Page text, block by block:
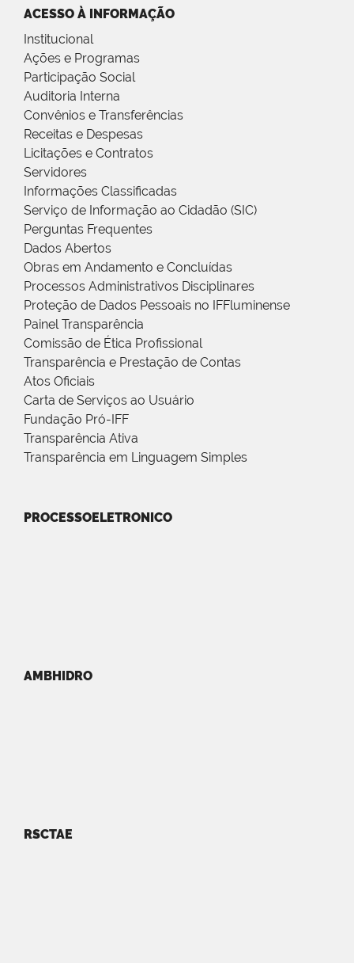
ACESSO À INFORMAÇÃO
Institucional
Ações e Programas
Participação Social
Auditoria Interna
Convênios e Transferências
Receitas e Despesas
Licitações e Contratos
Servidores
Informações Classificadas
Serviço de Informação ao Cidadão (SIC)
Perguntas Frequentes
Dados Abertos
Obras em Andamento e Concluídas
Processos Administrativos Disciplinares
Proteção de Dados Pessoais no IFFluminense
Painel Transparência
Comissão de Ética Profissional
Transparência e Prestação de Contas
Atos Oficiais
Carta de Serviços ao Usuário
Fundação Pró-IFF
Transparência Ativa
Transparência em Linguagem Simples
PROCESSOELETRONICO
AMBHIDRO
RSCTAE